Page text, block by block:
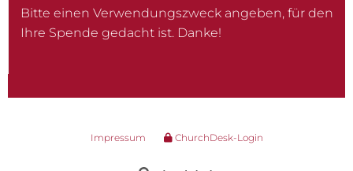
Bitte einen Verwendungszweck angeben, für den
Ihre Spende gedacht ist. Danke!
Impressum ChurchDesk-Login